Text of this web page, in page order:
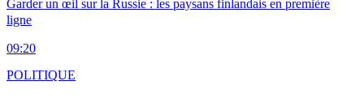
Garder un œil sur la Russie : les paysans finlandais en première
ligne
09:20
POLITIQUE